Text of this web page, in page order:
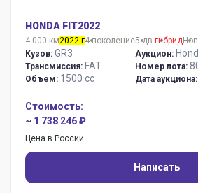
HONDA FIT2022
4 000 км2022 г4 поколение5 дв. гибрид
Кузов: GR3
Трансмиссия: FAT
Объем: 1500 сс
Аукцион:
Номер лота:
Дата аукциона:
Стоимость:
~ 1 738 246 ₽
Цена в России
Написать